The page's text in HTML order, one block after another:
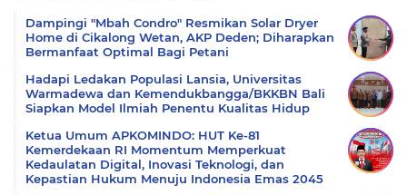
Dampingi "Mbah Condro" Resmikan Solar Dryer
Home di Cikalong Wetan, AKP Deden; Diharapkan
Bermanfaat Optimal Bagi Petani
Hadapi Ledakan Populasi Lansia, Universitas
Warmadewa dan Kemendukbangga/BKKBN Bali
Siapkan Model Ilmiah Penentu Kualitas Hidup
Ketua Umum APKOMINDO: HUT Ke-81
Kemerdekaan RI Momentum Memperkuat
Kedaulatan Digital, Inovasi Teknologi, dan
Kepastian Hukum Menuju Indonesia Emas 2045